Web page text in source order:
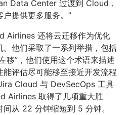
Data Center 过渡到 Cloud，
提供更多服务。”
Airlines 还将云迁移作为优化
。他们采取了一系列举措，包括
移”，他们使用这个术语来描述
评估尽可能移至接近开发流程
Cloud 与 DevSecOps 工具
Airlines 取得了几项重大胜
从 22 分钟缩短到 5 分钟。